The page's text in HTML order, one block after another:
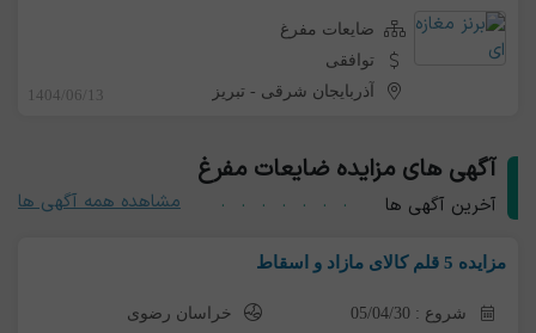
ضایعات مفرغ
توافقی
آذربایجان شرقی -تبریز 1404/06/13
آگهی های مزایده ضایعات مفرغ
آخرین آگهی ها مشاهده همه آگهی ها
مزایده 5 قلم کالای مازاد و اسقاط
شروع : 05/04/30 خراسان رضوی